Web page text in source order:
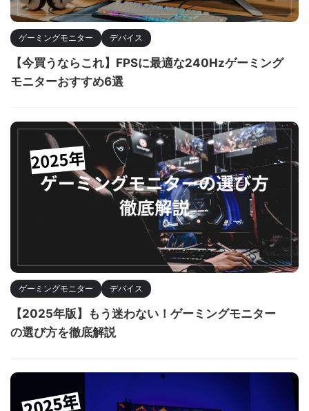
ゲーミングモニター デバイス
【今買うならこれ】FPSに最適な240Hzゲーミング
モニターおすすめ6選
ゲーミングモニター デバイス
【2025年版】もう迷わない！ゲーミングモニター
の選び方を徹底解説